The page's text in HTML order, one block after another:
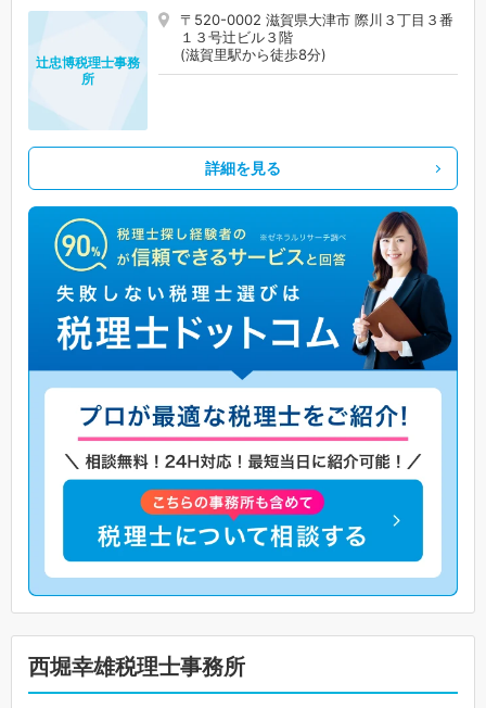
〒520-0002 滋賀県大津市 際川３丁目３番
１３号辻ビル３階
(滋賀里駅から徒歩8分)
辻忠博税理士事務
所
詳細を見る
西堀幸雄税理士事務所